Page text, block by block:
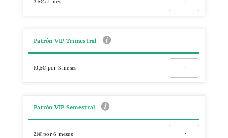
Patrón VIP Trimestral
10,5€ por 3 meses Ir
Patrón VIP Semestral
21€ por 6 meses Ir